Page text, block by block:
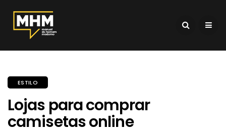
ESTILO
Lojas para comprar
camisetas online